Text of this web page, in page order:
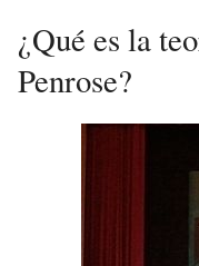
¿Qué es la
Penrose?